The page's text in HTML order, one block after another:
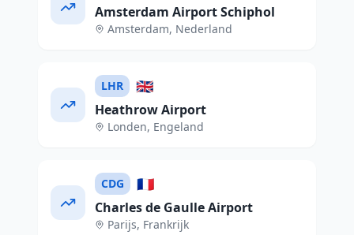
Amsterdam Airport Schiphol
Amsterdam, Nederland
LHR 🇬🇧
Heathrow Airport
Londen, Engeland
CDG 🇫🇷
Charles de Gaulle Airport
Parijs, Frankrijk